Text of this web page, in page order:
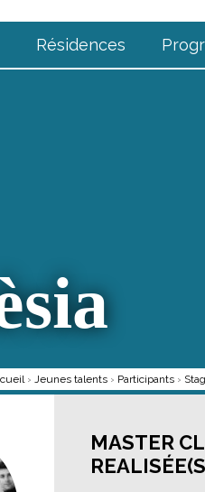
Résidences
› Jeunes talents › Participants ›
MASTER